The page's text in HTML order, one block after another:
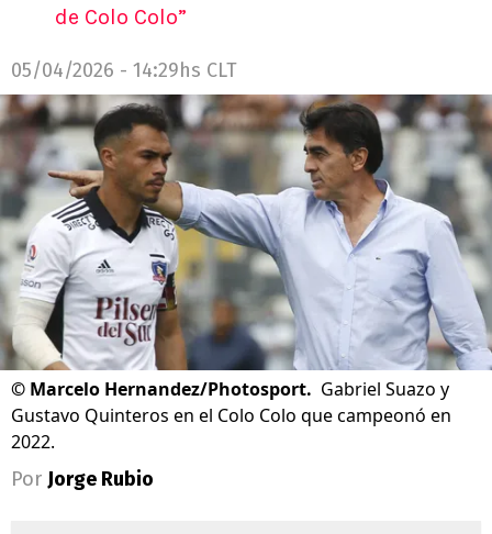
de Colo Colo”
05/04/2026 - 14:29hs CLT
© Marcelo Hernandez/Photosport. Gabriel Suazo y
Gustavo Quinteros en el Colo Colo que campeonó en
2022.
Por Jorge Rubio